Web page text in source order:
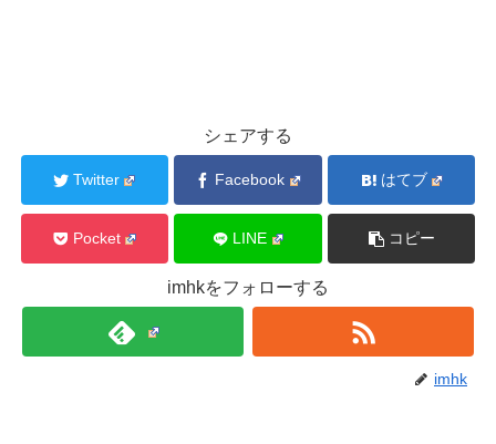
シェアする
Twitter Facebook はてブ
Pocket LINE コピー
imhkをフォローする
imhk